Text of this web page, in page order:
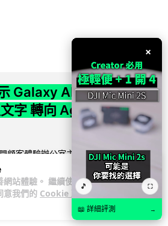
站體驗。 繼續使用
意我們的 Cookie 政
Galaxy AI 新方向 未來
字 轉向 Agent 全自動操
顧客體驗辦公室主管兼副總裁 Jay Kim
AI 邁向全自動化 Agent... 閱讀全
×
🎵 ⛶
📖 詳細評測 →